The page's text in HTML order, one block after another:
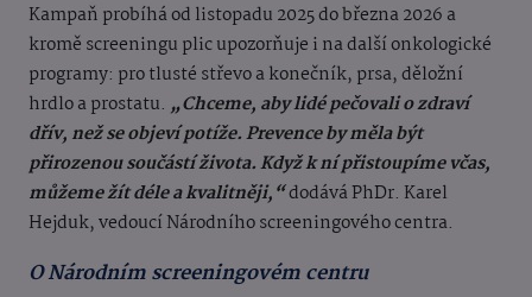
Kampaň probíhá od listopadu 2025 do března 2026 a
kromě screeningu plic upozorňuje i na další onkologické
programy: pro tlusté střevo a konečník, prsa, děložní
hrdlo a prostatu. „Chceme, aby lidé pečovali o zdraví
dřív, než se objeví potíže. Prevence by měla být
přirozenou součástí života. Když k ní přistoupíme včas,
můžeme žít déle a kvalitněji,“dodává PhDr. Karel
Hejduk, vedoucí Národního screeningového centra.
O Národním screeningovém centru